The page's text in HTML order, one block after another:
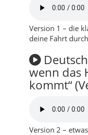
wenn das
kommt“
Version 2 –
ruhige Abende